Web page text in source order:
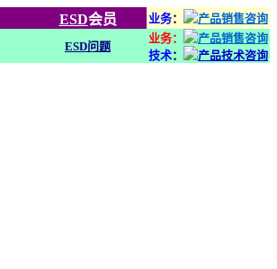
ESD会员 业务：
ESD问题
业务：
技术：